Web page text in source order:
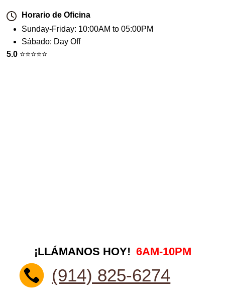
Horario de Oficina
Sunday-Friday: 10:00AM to 05:00PM
Sábado: Day Off
5.0 ⭐️⭐️⭐️⭐️⭐️
¡LLÁMANOS HOY! 6AM-10PM
(914) 825-6274